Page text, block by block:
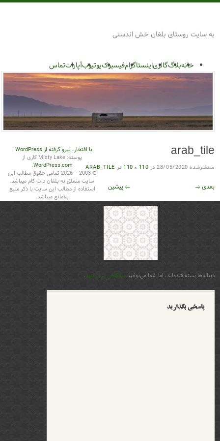
به سایت روستای بلغان خش اندستی
محتوا
خانهبلاگگالریاینستاگرامفیسبوکیوتیوبآپاراتتماس
arab_tile
منتشرشده 28/05/2020در 110 × 110 در ARAB_TILE
← پیشین بعدی →
دنباله‌ها بسته شده‌اند، اما شما می‌توانیددیدگاهی بیان کنید.
پاسخی بگذارید
با افتخار، نیرو گرفته از WordPress
|
پوسته: Misty Lake کاری از
WordPress.com
.
© 2003 – 2026 تمامی حقوق مطالب این
سایت متعلق به بلغان دات کام میباشد.
استفاده از مطالب این سایت با ذکر منبع
بلامانع میباشد.